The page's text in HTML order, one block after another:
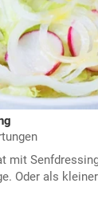
mit
Oder als